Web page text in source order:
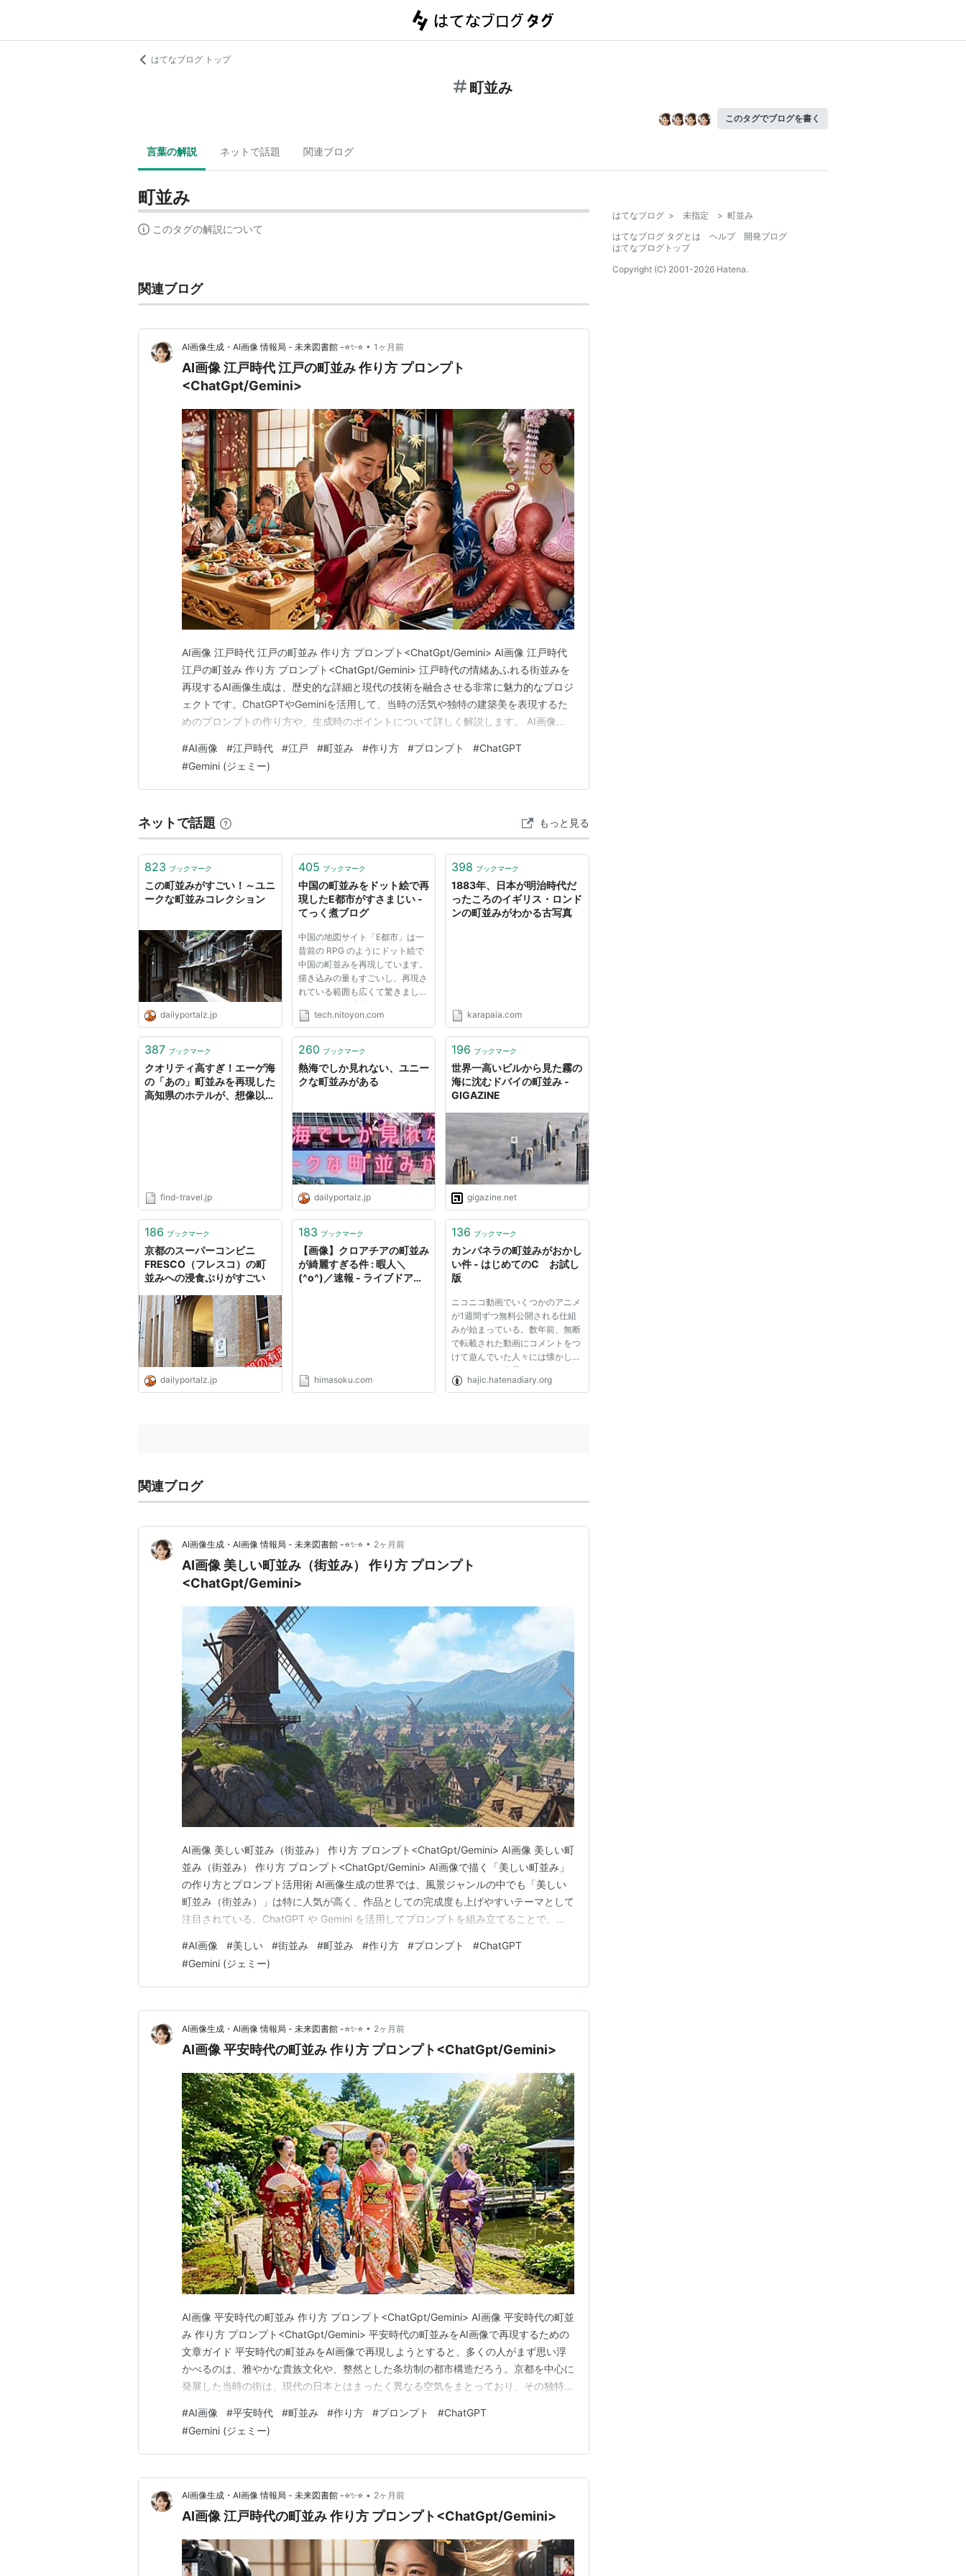
はてなブログ トップ
町並み
このタグでブログを書く
言葉の解説 ネットで話題 関連ブログ
町並み
このタグの解説について
関連ブログ
AI画像生成・AI画像 情報局 - 未来図書館 -⭐✨⭐ • 1ヶ月前
AI画像 江戸時代 江戸の町並み 作り方 プロンプト
<ChatGpt/Gemini>
AI画像 江戸時代 江戸の町並み 作り方 プロンプト<ChatGpt/Gemini> AI画像 江戸時代
江戸の町並み 作り方 プロンプト<ChatGpt/Gemini> 江戸時代の情緒あふれる街並みを
再現するAI画像生成は、歴史的な詳細と現代の技術を融合させる非常に魅力的なプロジ
ェクトです。ChatGPTやGeminiを活用して、当時の活気や独特の建築美を表現するた
めのプロンプトの作り方や、生成時のポイントについて詳しく解説します。 AI画像で
合、その時代特有の空気感や、木造建築が並ぶ景観をいかにリアルに描き出すか…
#AI画像 #江戸時代 #江戸 #町並み #作り方 #プロンプト #ChatGPT
#Gemini (ジェミー)
ネットで話題 もっと見る
823 ブックマーク
この町並みがすごい！～ユニ
ークな町並みコレクション
dailyportalz.jp
405 ブックマーク
中国の町並みをドット絵で再
現したE都市がすさまじい -
てっく煮ブログ
中国の地図サイト「E都市」は一
昔前の RPG のようにドット絵で
中国の町並みを再現しています。
描き込みの量もすごいし、再現さ
れている範囲も広くて驚きまし
た。たとえば 上海 はこんなの。
もちろんドラッグで移動できま
拡大してみます。右下のビルの看
板の文字が読めちゃってます。自
分...
tech.nitoyon.com
398 ブックマーク
1883年、日本が明治時代だ
ったころのイギリス・ロンド
ンの町並みがわかる古写真
karapaia.com
387 ブックマーク
クオリティ高すぎ！エーゲ海
の「あの」町並みを再現した
高知県のホテルが、想像以上
find-travel.jp
260 ブックマーク
熱海でしか見れない、ユニー
クな町並みがある
dailyportalz.jp
196 ブックマーク
世界一高いビルから見た霧の
海に沈むドバイの町並み -
GIGAZINE
gigazine.net
186 ブックマーク
京都のスーパーコンビニ
FRESCO（フレスコ）の町
並みへの浸食ぷりがすごい
dailyportalz.jp
183 ブックマーク
【画像】クロアチアの町並み
が綺麗すぎる件 : 暇人＼
(^o^)／速報 - ライブドアブ
himasoku.com
136 ブックマーク
カンパネラの町並みがおかし
い件 - はじめてのC お試し
版
ニコニコ動画でいくつかのアニメ
が1週間ずつ無料公開される仕組
みが始まっている。数年前、無断
で転載された動画にコメントをつ
けて遊んでいた人々には懐かしく
もありがたい光景であろう。 あ
いにく、ニコニコ市場を見る限
hajic.hatenadiary.org
関連ブログ
AI画像生成・AI画像 情報局 - 未来図書館 -⭐✨⭐ • 2ヶ月前
AI画像 美しい町並み（街並み） 作り方 プロンプト
<ChatGpt/Gemini>
AI画像 美しい町並み（街並み） 作り方 プロンプト<ChatGpt/Gemini> AI画像 美しい町
並み（街並み） 作り方 プロンプト<ChatGpt/Gemini> AI画像で描く「美しい町並み」
の作り方とプロンプト活用術 AI画像生成の世界では、風景ジャンルの中でも「美しい
町並み（街並み）」は特に人気が高く、作品としての完成度も上げやすいテーマとして
注目されている。ChatGPT や Gemini を活用してプロンプトを組み立てることで、写
AI画像で美しい町並みを作りたい人に向けて、プロンプトの考え方や構図の…
#AI画像 #美しい #街並み #町並み #作り方 #プロンプト #ChatGPT
#Gemini (ジェミー)
AI画像生成・AI画像 情報局 - 未来図書館 -⭐✨⭐ • 2ヶ月前
AI画像 平安時代の町並み 作り方 プロンプト<ChatGpt/Gemini>
AI画像 平安時代の町並み 作り方 プロンプト<ChatGpt/Gemini> AI画像 平安時代の町並
み 作り方 プロンプト<ChatGpt/Gemini> 平安時代の町並みをAI画像で再現するための
文章ガイド 平安時代の町並みをAI画像で再現しようとすると、多くの人がまず思い浮
かべるのは、雅やかな貴族文化や、整然とした条坊制の都市構造だろう。京都を中心に
発展した当時の街は、現代の日本とはまったく異なる空気をまとっており、その独特の
ChatGPT や Gemini を使ってプロンプトを組み立てる場合も、単に「平安時代」…
#AI画像 #平安時代 #町並み #作り方 #プロンプト #ChatGPT
#Gemini (ジェミー)
AI画像生成・AI画像 情報局 - 未来図書館 -⭐✨⭐ • 2ヶ月前
AI画像 江戸時代の町並み 作り方 プロンプト<ChatGpt/Gemini>
はてなブログ > 未指定 > 町並み
はてなブログ タグとは
ヘルプ
開発ブログ
はてなブログトップ
Copyright (C) 2001-2026 Hatena.